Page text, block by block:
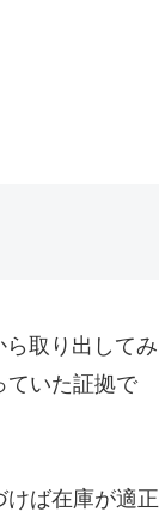
取り出してみ
ていた証拠で
けば在庫が適正